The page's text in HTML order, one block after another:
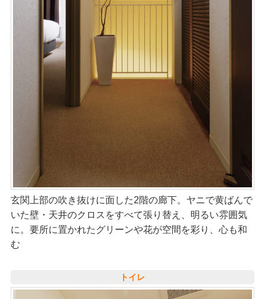
玄関上部の吹き抜けに面した2階の廊下。ヤニで黄ばんで
いた壁・天井のクロスをすべて張り替え、明るい雰囲気
に。要所に置かれたグリーンや花が空間を彩り、心も和
む
トイレ